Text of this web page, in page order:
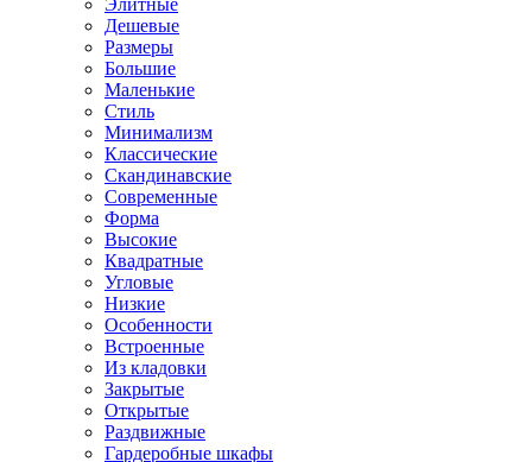
Элитные
Дешевые
Размеры
Большие
Маленькие
Стиль
Минимализм
Классические
Скандинавские
Современные
Форма
Высокие
Квадратные
Угловые
Низкие
Особенности
Встроенные
Из кладовки
Закрытые
Открытые
Раздвижные
Гардеробные шкафы